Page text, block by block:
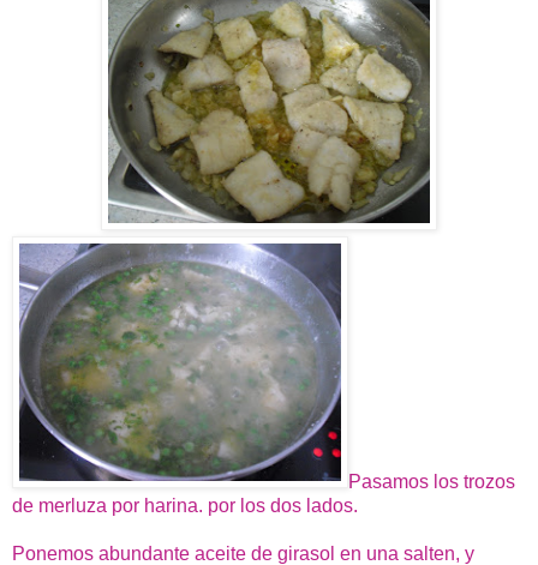
Pasamos los trozos
de merluza por harina. por los dos lados.
Ponemos abundante aceite de girasol en una salten, y